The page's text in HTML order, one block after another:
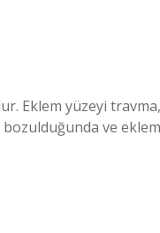
Eklem yüzeyi travma,
ve eklem